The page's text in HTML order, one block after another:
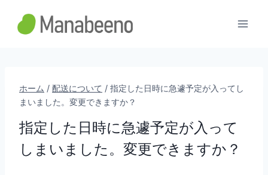
ホーム / 配送について / 指定した日時に急遽予定が入ってし
まいました。変更できますか？
指定した日時に急遽予定が入って
しまいました。変更できますか？